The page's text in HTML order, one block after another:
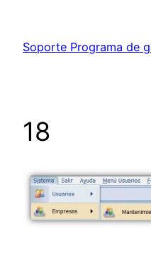
contenido
Soporte Programa de
18